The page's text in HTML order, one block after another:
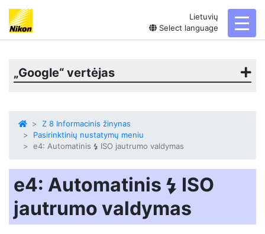
Lietuvių
Select language
„Google“ vertėjas
Z 8 Informacinis žinynas
Pasirinktinių nustatymų meniu
e4: Automatinis c ISO jautrumo valdymas
e4: Automatinis c ISO
jautrumo valdymas